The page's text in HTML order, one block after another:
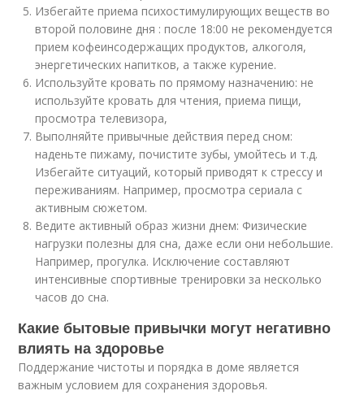
Избегайте приема психостимулирующих веществ во
второй половине дня : после 18:00 не рекомендуется
прием кофеинсодержащих продуктов, алкоголя,
энергетических напитков, а также курение.
Используйте кровать по прямому назначению: не
используйте кровать для чтения, приема пищи,
просмотра телевизора,
Выполняйте привычные действия перед сном:
наденьте пижаму, почистите зубы, умойтесь и т.д.
Избегайте ситуаций, который приводят к стрессу и
переживаниям. Например, просмотра сериала с
активным сюжетом.
Ведите активный образ жизни днем: Физические
нагрузки полезны для сна, даже если они небольшие.
Например, прогулка. Исключение составляют
интенсивные спортивные тренировки за несколько
часов до сна.
Какие бытовые привычки могут негативно
влиять на здоровье
Поддержание чистоты и порядка в доме является
важным условием для сохранения здоровья.